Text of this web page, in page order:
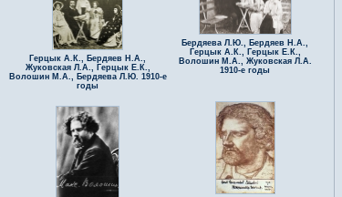
Герцык А.К., Бердяев Н.А.,
Жуковская Л.А., Герцык Е.К.,
Волошин М.А., Бердяева Л.Ю. 1910-е
годы
Бердяева Л.Ю., Бердяев Н.А.,
Герцык А.К., Герцык Е.К.,
Волошин М.А., Жуковская Л.А.
1910-е годы